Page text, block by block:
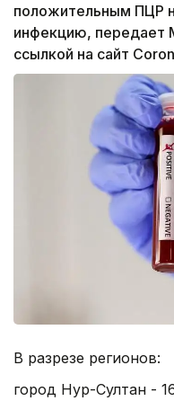
положительным ПЦР
инфекцию, передает
ссылкой на сайт
В разрезе регионов:
город Нур-Султан -